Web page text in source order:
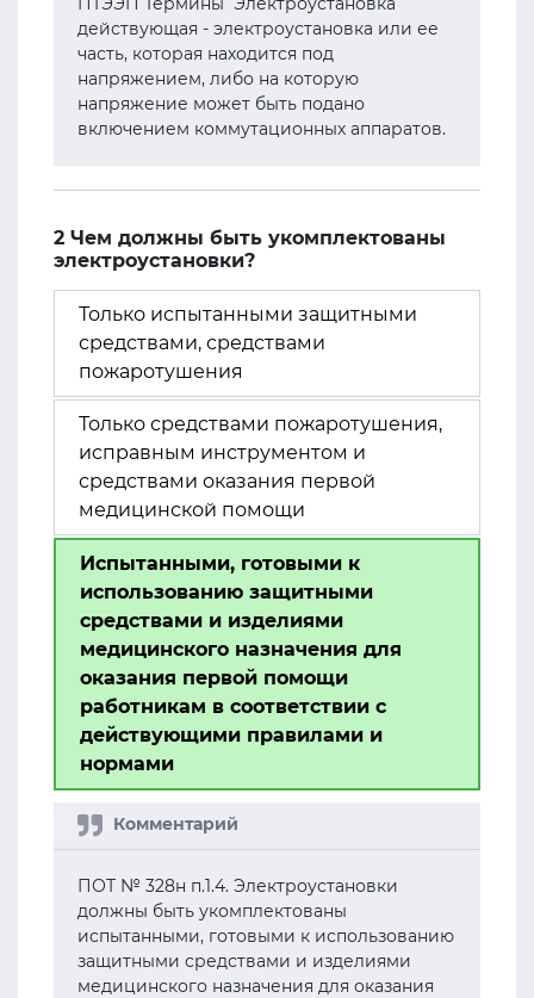
действующая - электроустановка или ее
часть, которая находится под
напряжением, либо на которую
напряжение может быть подано
включением коммутационных аппаратов.
2 Чем должны быть укомплектованы
электроустановки?
Только испытанными защитными
средствами, средствами
пожаротушения
Только средствами пожаротушения,
исправным инструментом и
средствами оказания первой
медицинской помощи
Испытанными, готовыми к
использованию защитными
средствами и изделиями
медицинского назначения для
оказания первой помощи
работникам в соответствии с
действующими правилами и
нормами
ПОТ № 328н п.1.4. Электроустановки
должны быть укомплектованы
испытанными, готовыми к использованию
защитными средствами и изделиями
медицинского назначения для оказания